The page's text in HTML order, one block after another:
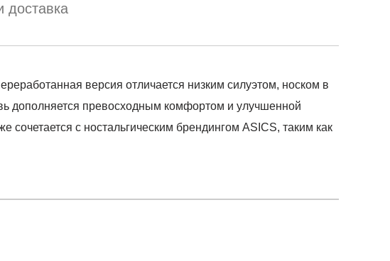
доставка
версия отличается низким силуэтом, носком в
дополняется превосходным комфортом и улучшенной
сочетается с ностальгическим брендингом ASICS, таким как